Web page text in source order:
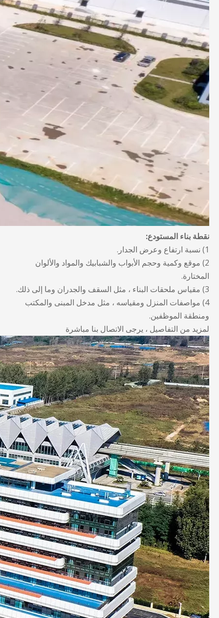
نقطة بناء المستودع:
1) نسبة ارتفاع وعرض الجدار.
2) موقع وكمية وحجم الأبواب والشبابيك والمواد والألوان
المختارة.
3) مقياس ملحقات البناء ، مثل السقف والجدران وما إلى ذلك.
4) مواصفات المنزل ومقياسه ، مثل مدخل المبنى والمكتب
ومنطقة الموظفين.
لمزيد من التفاصيل ، يرجى الاتصال بنا مباشرة